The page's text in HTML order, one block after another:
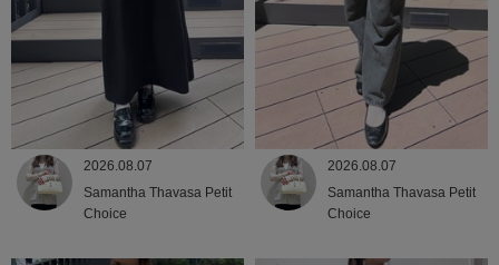
2026.08.07
Samantha Thavasa Petit
Choice
2026.08.07
Samantha Thavasa Petit
Choice